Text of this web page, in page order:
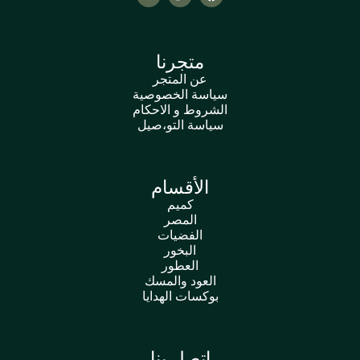
متجرنا
عن المتجر
سياسة الخصوصية
الشروط و الاحكام
سياسة التو،صيل
الأقسام
كميم
المصر
الفضيات
البخور
العطور
العود والمسك
بوكسات الهدايا